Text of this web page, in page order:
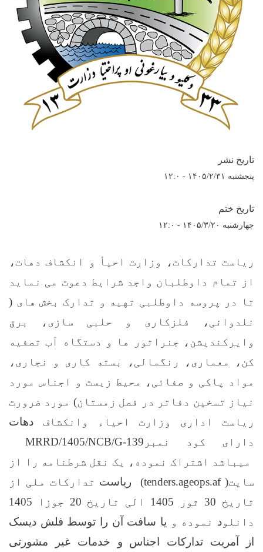
تاریخ نشر
پنجشنبه ۱۴۰۵/۲/۳۱ - ۱۲:۰
تاریخ ختم
چهارشنبه ۱۴۰۵/۳/۲۰ - ۱۲:۰
ریاست تدارکات، وزارت احیأ و انکشاف دهات،
از تمام داوطلبان واجد شرایط دعوت می نماید
تا در پروسه داوطلبی تهیه و تدارک بخش های (
نلدوانی، فلزکاری و حلبی سازی، برق
وایرکندیشن، جنراتور ها و دستگاه آب تصفیه
کن، معماری، رنگمالی، بسته کاری و نجاری،
مواد پاکی و صفائی، محیط زیست و اجناس مورد
نیاز تسخین دفاتر در فصل زمستان) مورد ضرورت
ریاست اداری وزارت احیاء وانکشاف دهات
دارای کود نمبر MRRD/1405/NCB/G-139
میباشد اشتراک نموده، یک نقل شرطنامه را از
سایت(tenders.ageops.af ) ریاست تدارکات ملی از
تاریخ 30 ثور 1405 الی تاریخ 20 جوزا 1405
دانلود نموده و یا سافت آن را توسط فلش دیسک
از آمریت تدارکات اجناس و خدمات غیر
مشورتی